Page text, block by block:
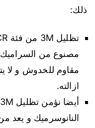
ذلك:
مقاوم للخدوش و لا
ازالته.
النانوسرميك و يعد